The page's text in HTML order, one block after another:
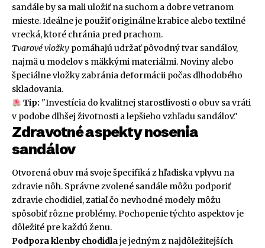
sandále by sa mali uložiť na suchom a dobre vetranom
mieste. Ideálne je použiť originálne krabice alebo textilné
vrecká, ktoré chránia pred prachom.
Tvarové vložky pomáhajú udržať pôvodný tvar sandálov,
najmä u modelov s mäkkými materiálmi. Noviny alebo
špeciálne vložky zabránia deformácii počas dlhodobého
skladovania.
Tip: "Investícia do kvalitnej starostlivosti o obuv sa vráti
v podobe dlhšej životnosti a lepšieho vzhľadu sandálov."
Zdravotné aspekty nosenia
sandálov
Otvorená obuv má svoje špecifiká z hľadiska vplyvu na
zdravie nôh. Správne zvolené sandále môžu podporiť
zdravie chodidiel, zatiaľ čo nevhodné modely môžu
spôsobiť rôzne problémy. Pochopenie týchto aspektov je
dôležité pre každú ženu.
Podpora klenby chodidlaje jedným z najdôležitejších